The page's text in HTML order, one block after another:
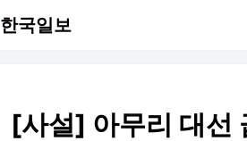
한국일보
[사설] 아무리 대선